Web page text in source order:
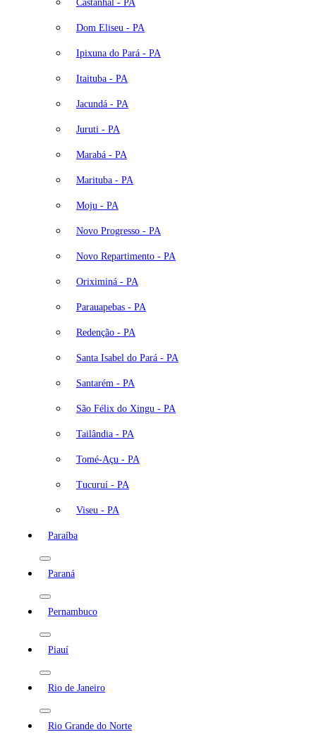
Castanhal - PA
Dom Eliseu - PA
Ipixuna do Pará - PA
Itaituba - PA
Jacundá - PA
Juruti - PA
Marabá - PA
Marituba - PA
Moju - PA
Novo Progresso - PA
Novo Repartimento - PA
Oriximiná - PA
Parauapebas - PA
Redenção - PA
Santa Isabel do Pará - PA
Santarém - PA
São Félix do Xingu - PA
Tailândia - PA
Tomé-Açu - PA
Tucuruí - PA
Viseu - PA
Paraíba
Paraná
Pernambuco
Piauí
Rio de Janeiro
Rio Grande do Norte